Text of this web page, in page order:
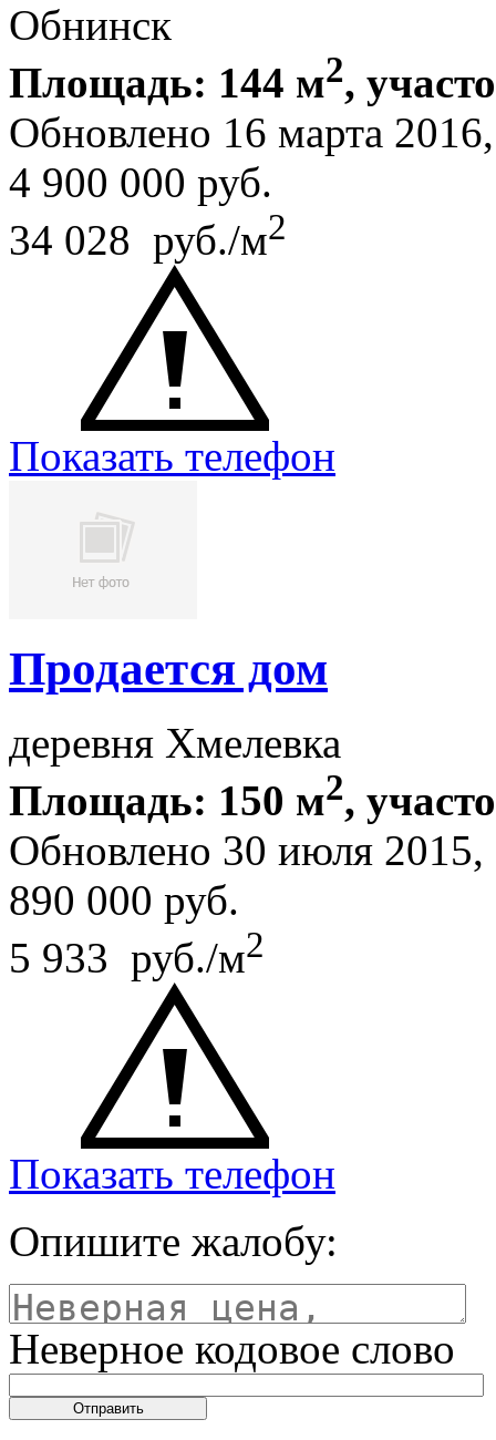
Обнинск
Площадь: 144 м2,
Обновлено 16 марта
4 900 000 руб.
34 028 руб./м2
Показать телефон
Продается дом
деревня Хмелевка
Площадь: 150 м2,
Обновлено 30 июля
890 000 руб.
5 933 руб./м2
Показать телефон
Опишите жалобу:
Неверное кодовое слово